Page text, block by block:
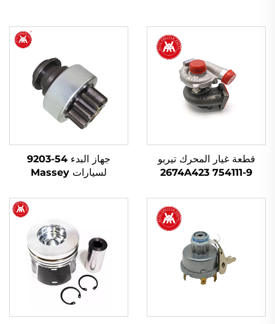
قطعة غيار المحرك تيربو
2674A423 754111-9
33T، 1103C-33T
جهاز البدء 54-9203
لسيارات Massey
250، 255، 350، 375، 425،